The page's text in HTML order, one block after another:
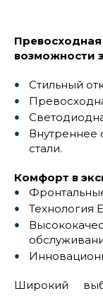
возможности
Стильный
стали.
Комфорт в
Технология
Широкий